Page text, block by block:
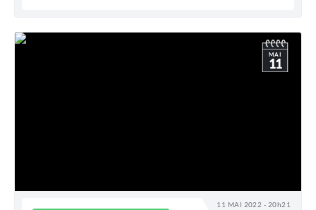
11 MAI 2022 - 20h21
MAI
11